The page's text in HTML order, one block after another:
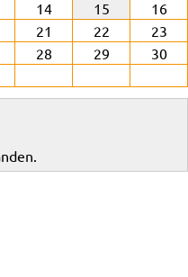
14 15
16
21 22
23
28 29
30